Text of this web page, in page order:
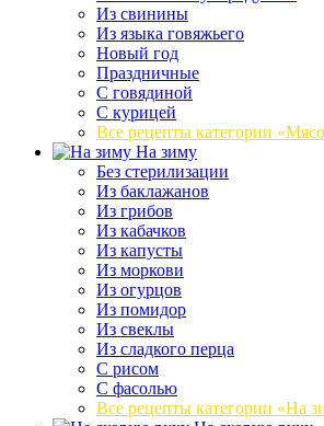
Из свинины
Из языка говяжьего
Новый год
Праздничные
С говядиной
С курицей
Все рецепты категории
На зиму
Без стерилизации
Из баклажанов
Из грибов
Из кабачков
Из капусты
Из моркови
Из огурцов
Из помидор
Из свеклы
Из сладкого перца
С рисом
С фасолью
Все рецепты категории «На